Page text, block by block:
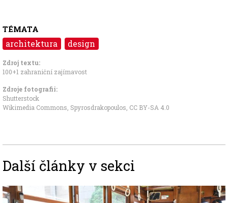
TÉMATA
architektura design
Zdroj textu:
100+1 zahraniční zajímavost
Zdroje fotografii:
Shutterstock
Wikimedia Commons, Spyrosdrakopoulos CC BY-SA 4.0
Další články v sekci
Image